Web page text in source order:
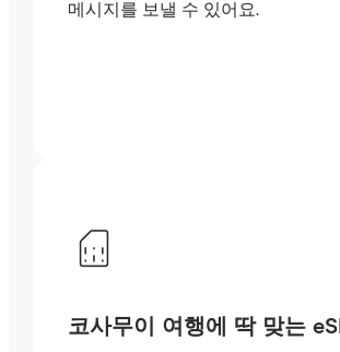
메시지를 보낼 수 있어요.
코사무이 여행에 딱 맞는